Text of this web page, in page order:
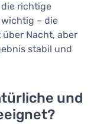
die richtige
– die
Nacht, aber
stabil und
und